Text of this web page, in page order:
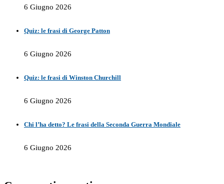
6 Giugno 2026
Quiz: le frasi di George Patton
6 Giugno 2026
Quiz: le frasi di Winston Churchill
6 Giugno 2026
Chi l’ha detto? Le frasi della Seconda Guerra Mondiale
6 Giugno 2026